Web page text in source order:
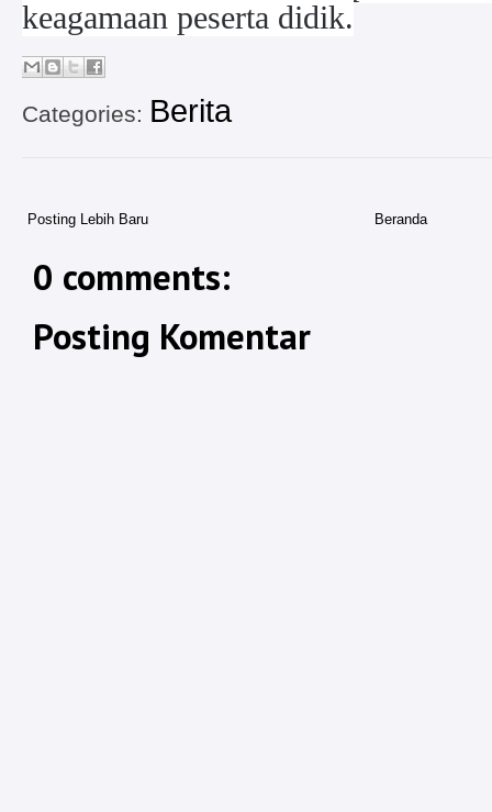
keagamaan peserta didik.
Categories: Berita
Posting Lebih Baru Beranda
0 comments:
Posting Komentar